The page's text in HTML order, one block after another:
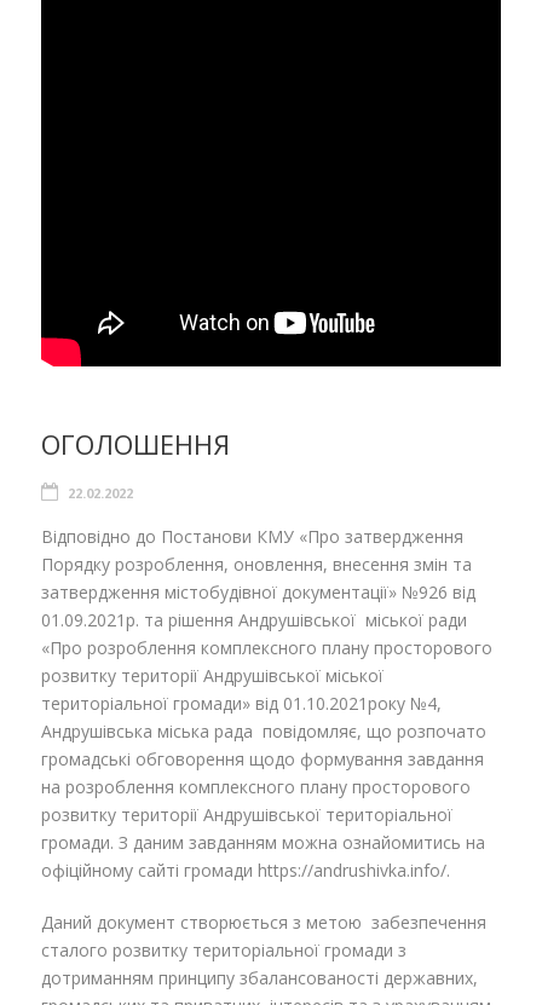
ОГОЛОШЕННЯ
22.02.2022
Відповідно до Постанови КМУ «Про затвердження
Порядку розроблення, оновлення, внесення змін та
затвердження містобудівної документації» №926 від
01.09.2021р. та рішення Андрушівської міської ради
«Про розроблення комплексного плану просторового
розвитку території Андрушівської міської
територіальної громади» від 01.10.2021року №4,
Андрушівська міська рада повідомляє, що розпочато
громадські обговорення щодо формування завдання
на розроблення комплексного плану просторового
розвитку території Андрушівської територіальної
громади. З даним завданням можна ознайомитись на
офіційному сайті громади https://andrushivka.info/.
Даний документ створюється з метою забезпечення
сталого розвитку територіальної громади з
дотриманням принципу збалансованості державних,